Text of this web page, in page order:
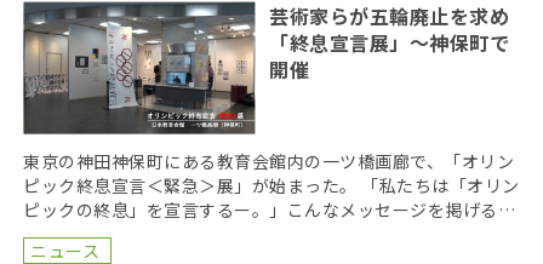
芸術家らが五輪廃止を求め
「終息宣言展」〜神保町で
開催
東京の神田神保町にある教育会館内の一ツ橋画廊で、「オリン
ピック終息宣言＜緊急＞展」が始まった。 「私たちは「オリン
ピックの終息」を宣言するー。」こんなメッセージを掲げる同
展覧会は昨年7月、国立競技場に近い青山のギャラリー […]
ニュース